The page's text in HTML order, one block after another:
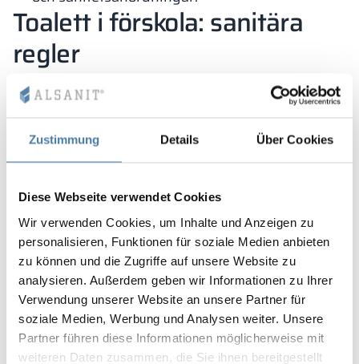
Zustimmung Details Über Cookies
Diese Webseite verwendet Cookies
Wir verwenden Cookies, um Inhalte und Anzeigen zu
personalisieren, Funktionen für soziale Medien anbieten
zu können und die Zugriffe auf unsere Website zu
analysieren. Außerdem geben wir Informationen zu Ihrer
Verwendung unserer Website an unsere Partner für
soziale Medien, Werbung und Analysen weiter. Unsere
Partner führen diese Informationen möglicherweise mit
weiteren Daten zusammen, die Sie ihnen bereitgestellt
Toalett i förskola: sanitära
regler
Förskolebarn behöver särskilda villkor, eftersom
separation från vårdnadshavare är ännu svårare
i centret bjuda in och uppmuntra, vilket begränsar
utrustning av huvudsalen och toaletter.
Toaletter för småbarn regleras också av den ovan
diskuterade förordningen om tekniska villkor.
Dessutom – finns det särskilda bestämmelser om
WC i förskolor.Separata sanitära riktlinjer har
utvecklats för förskoleenheter och
förskolegrupper– de samlades i Förordning av
Ministeriet för nationell utbildning från den 28